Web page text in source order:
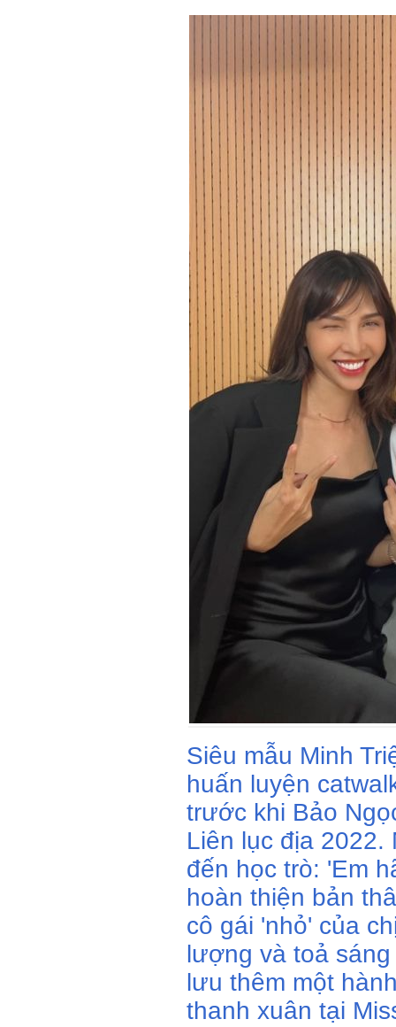
Siêu mẫu Minh
huấn luyện
trước khi Bảo
Liên lục địa 2022.
đến học trò: 'Em
hoàn thiện bản
cô gái 'nhỏ' của
lượng và toả
lưu thêm một
thanh xuân tại